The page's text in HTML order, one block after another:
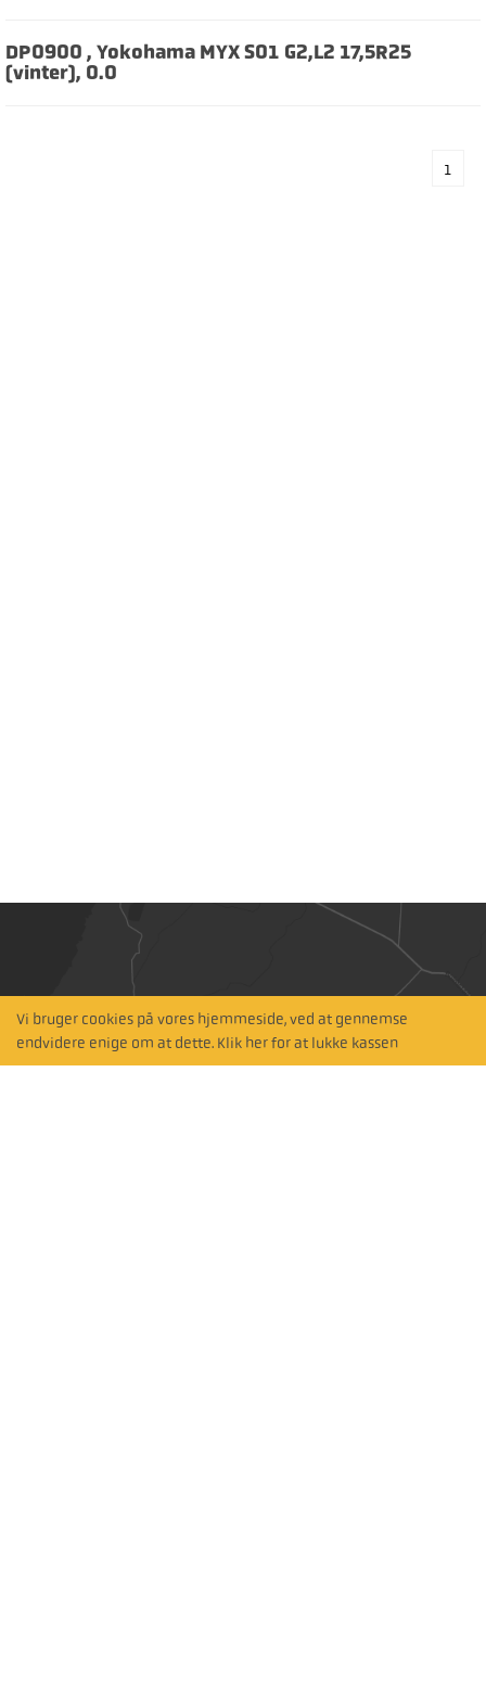
DP0900 , Yokohama MYX S01 G2,L2 17,5R25
(vinter), 0.0
1
Hitta närmaste
återförsäljare
Vi bruger cookies på vores hjemmeside, ved at gennemse
endvidere enige om at dette. Klik her for at lukke kassen